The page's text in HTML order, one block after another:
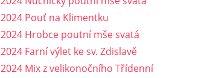
2024 Pouť na Klimentku
2024 Hrobce poutní mše svatá
2024 Farní výlet ke sv. Zdislavě
2024 Mix z velikonočního Třídenní